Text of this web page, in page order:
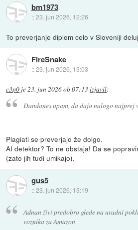
bm1973
::23. jun 2026, 12:26
To preverjanje diplom celo v Sloveniji
FireSnake
::23. jun 2026, 13:03
c3p0 je 23. jun 2026 ob 07:13izjavil:
Dandanes upam, da dajo nalogo najprej
Plagiati se preverjajo že dolgo.
AI detektor? To ne obstaja! Da se
(zato jih tudi umikajo).
gus5
::23. jun 2026, 13:19
Adnan živi predobro glede na uradni
voznika za Amazon